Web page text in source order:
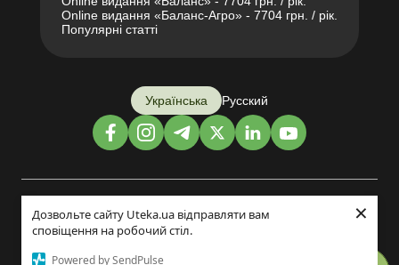
Дозвольте сайту Uteka.ua відправляти вам
сповіщення на робочий стіл.
Powered by SendPulse
×
Online видання «Баланс-Агро» - 7704 грн. / рік.
Популярні статті
Українська Русский
Дизайн і розробка: